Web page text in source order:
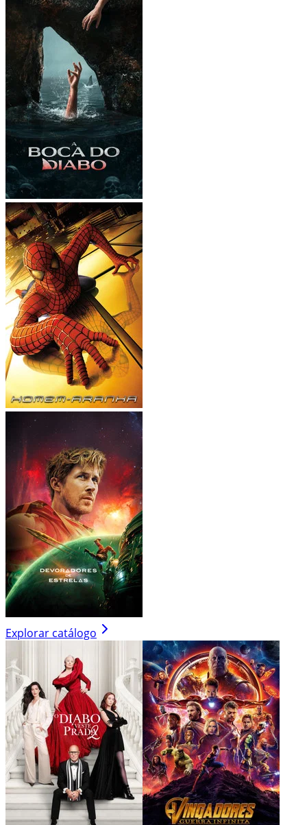
Explorar catálogo